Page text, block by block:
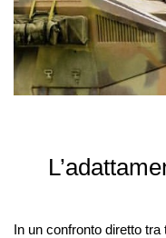
In un confronto diretto